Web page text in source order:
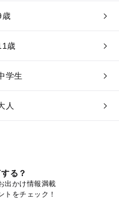
歳
歳
学生
人
る？
出かけ情報満載
トをチェック！